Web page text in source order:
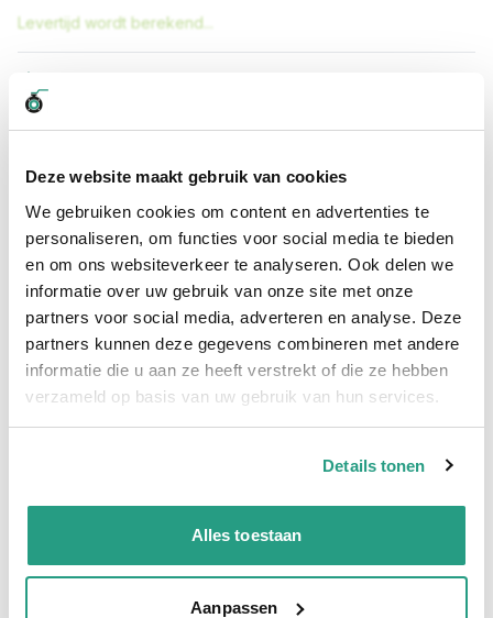
Deze website maakt gebruik van cookies
We gebruiken cookies om content en advertenties te
personaliseren, om functies voor social media te bieden
en om ons websiteverkeer te analyseren. Ook delen we
informatie over uw gebruik van onze site met onze
partners voor social media, adverteren en analyse. Deze
partners kunnen deze gegevens combineren met andere
informatie die u aan ze heeft verstrekt of die ze hebben
verzameld op basis van uw gebruik van hun services.
Details tonen
Alles toestaan
Aanpassen
Levertijd wordt berekend...
Snelle levering
Snel naar
Meer informatie
Meer informatie
Maatvoering koppeling 3"
We zijn beschikbaar van ma t/m vr van 08:00 tot 17:00 uur.
Neem contact met ons op